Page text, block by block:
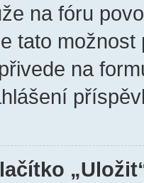
na fóru
tato
na